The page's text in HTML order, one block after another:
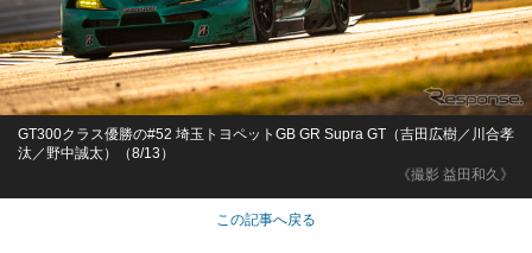
《撮影 益田和久》
GT300クラス優勝の#52 埼玉トヨペットGB GR Supra GT（吉田広樹／川合孝
汰／野中誠太）（8/13）
この記事へ戻る